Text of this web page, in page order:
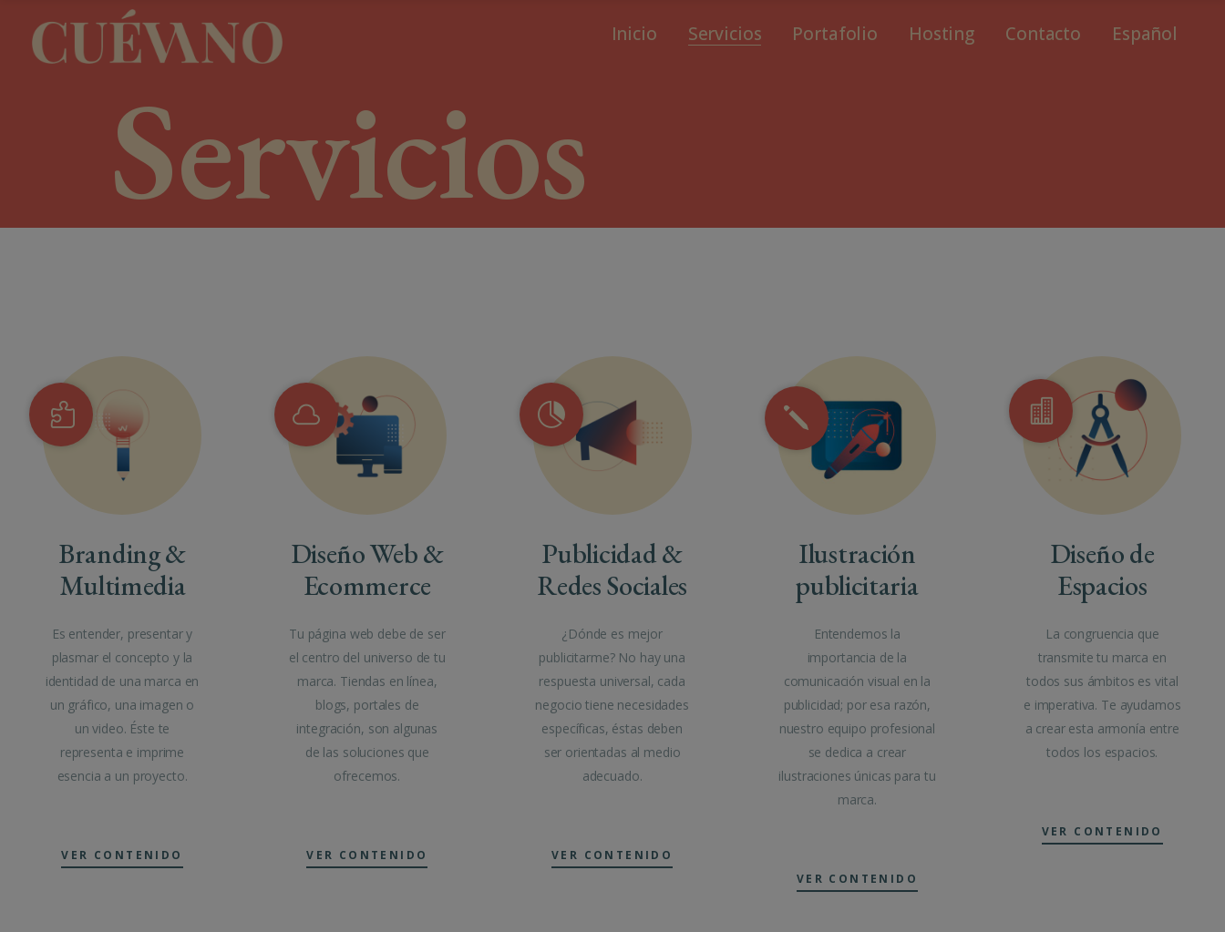
Inicio Servicios Portafolio Hosting Contacto Español
Servicios
Branding &
Multimedia
Es entender, presentar y
plasmar el concepto y la
identidad de una marca en
un gráfico, una imagen o
un video. Éste te
representa e imprime
esencia a un proyecto.
VER CONTENIDO
Diseño Web &
Ecommerce
Tu página web debe de ser
el centro del universo de tu
marca. Tiendas en línea,
blogs, portales de
integración, son algunas
de las soluciones que
ofrecemos.
VER CONTENIDO
Publicidad &
Redes Sociales
¿Dónde es mejor
publicitarme? No hay una
respuesta universal, cada
negocio tiene necesidades
específicas, éstas deben
ser orientadas al medio
adecuado.
VER CONTENIDO
Ilustración
publicitaria
Entendemos la
importancia de la
comunicación visual en la
publicidad; por esa razón,
nuestro equipo profesional
se dedica a crear
ilustraciones únicas para tu
marca.
VER CONTENIDO
Diseño de
Espacios
La congruencia que
transmite tu marca en
todos sus ámbitos es vital
e imperativa. Te ayudamos
a crear esta armonía entre
todos los espacios.
VER CONTENIDO